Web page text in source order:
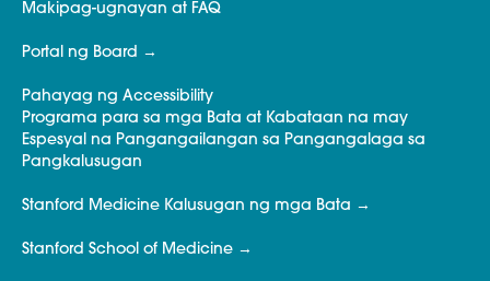
Makipag-ugnayan at FAQ
Portal ng Board
Pahayag ng Accessibility
Programa para sa mga Bata at Kabataan na may
Espesyal na Pangangailangan sa Pangangalaga sa
Pangkalusugan
Stanford Medicine Kalusugan ng mga Bata
Stanford School of Medicine